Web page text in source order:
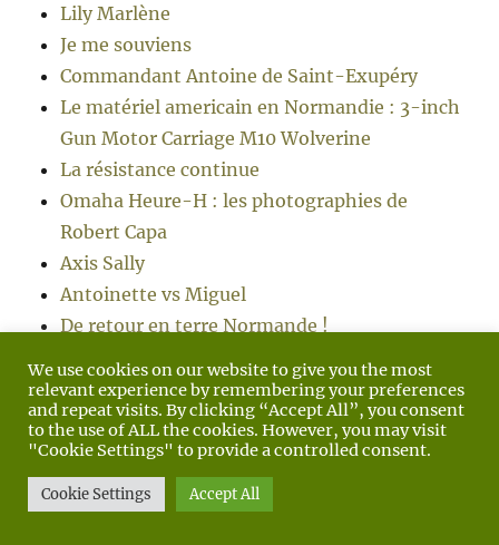
Lily Marlène
Je me souviens
Commandant Antoine de Saint-Exupéry
Le matériel americain en Normandie : 3-inch
Gun Motor Carriage M10 Wolverine
La résistance continue
Omaha Heure-H : les photographies de
Robert Capa
Axis Sally
Antoinette vs Miguel
De retour en terre Normande !
Bonne fête à toutes les mamans
Jeep Willys MB 1944
22 mai 1944
21 mai 1944
Les oubliés de la libération
We use cookies on our website to give you the most
relevant experience by remembering your preferences
and repeat visits. By clicking “Accept All”, you consent
to the use of ALL the cookies. However, you may visit
"Cookie Settings" to provide a controlled consent.
Cookie Settings Accept All